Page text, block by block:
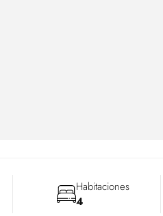
Habitaciones
4